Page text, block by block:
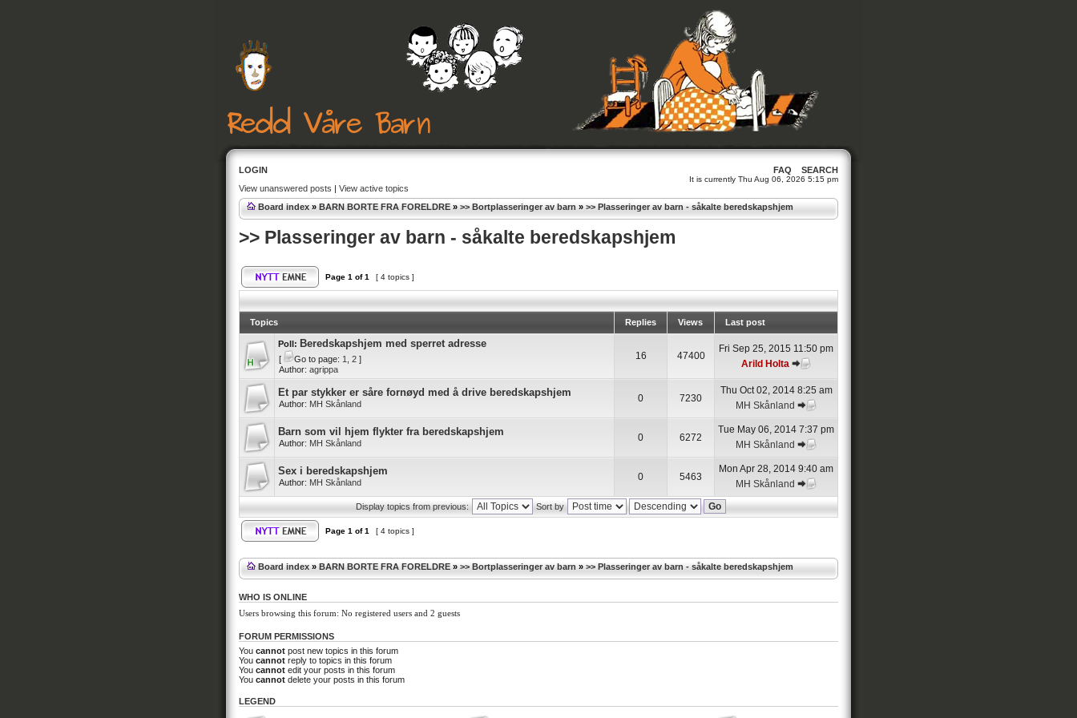
LOGIN FAQ SEARCH
It is currently Thu Aug 06, 2026 5:15 pm
View unanswered posts | View active topics
Board index » BARN BORTE FRA FORELDRE » >> Bortplasseringer av barn » >> Plasseringer av barn - såkalte beredskapshjem
>> Plasseringer av barn - såkalte beredskapshjem
Page 1 of1 [ 4 topics ]
Topics Replies Views Last post
Poll: Beredskapshjem med sperret adresse
[ Go to page: 1 2 ]
Author: agrippa
16 47400
Fri Sep 25, 2015 11:50 pm
Arild Holta
Et par stykker er såre fornøyd med å drive beredskapshjem
Author: MH Skånland 0 7230
Thu Oct 02, 2014 8:25 am
MH Skånland
Barn som vil hjem flykter fra beredskapshjem
Author: MH Skånland 0 6272
Tue May 06, 2014 7:37 pm
MH Skånland
Sex i beredskapshjem
Author: MH Skånland 0 5463
Mon Apr 28, 2014 9:40 am
MH Skånland
Display topics from previous: Sort by
Page 1 of1 [ 4 topics ]
Board index » BARN BORTE FRA FORELDRE » >> Bortplasseringer av barn » >> Plasseringer av barn - såkalte beredskapshjem
WHO IS ONLINE
Users browsing this forum: No registered users and 2 guests
FORUM PERMISSIONS
You cannot post new topics in this forum
You cannot reply to topics in this forum
You cannot edit your posts in this forum
You cannot delete your posts in this forum
LEGEND